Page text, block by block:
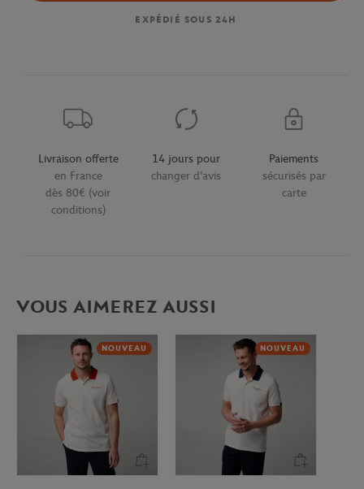
EXPÉDIÉ SOUS 24H
Livraison offerte
en France
dès 80€ (voir
conditions)
14 jours pour
changer d'avis
Paiements
sécurisés par
carte
VOUS AIMEREZ AUSSI
NOUVEAU NOUVEAU